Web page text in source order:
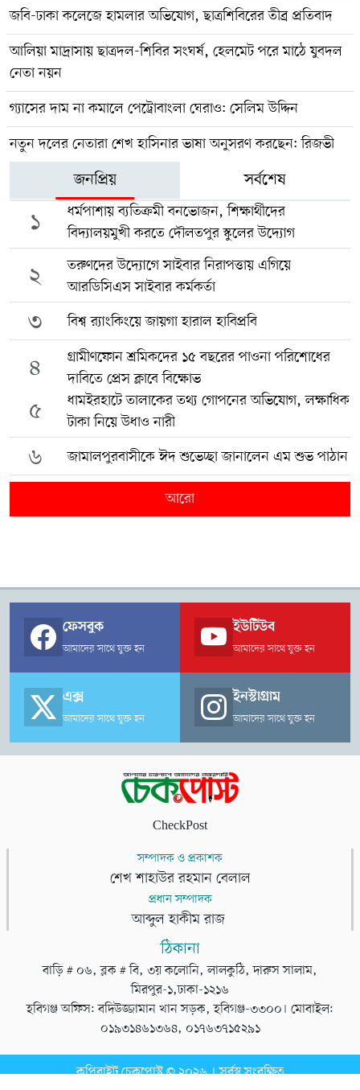
জবি-ঢাকা কলেজে হামলার অভিযোগ, ছাত্রশিবিরের তীব্র প্রতিবাদ
আলিয়া মাদ্রাসায় ছাত্রদল-শিবির সংঘর্ষ, হেলমেট পরে মাঠে যুবদল
নেতা নয়ন
গ্যাসের দাম না কমালে পেট্রোবাংলা ঘেরাও: সেলিম উদ্দিন
নতুন দলের নেতারা শেখ হাসিনার ভাষা অনুসরণ করছেন: রিজভী
জনপ্রিয় সর্বশেষ
১
ধর্মপাশায় ব্যতিক্রমী বনভোজন, শিক্ষার্থীদের
বিদ্যালয়মুখী করতে দৌলতপুর স্কুলের উদ্যোগ
২
তরুণদের উদ্যোগে সাইবার নিরাপত্তায় এগিয়ে
আরডিসিএস সাইবার কর্মকর্তা
৩ বিশ্ব র‍্যাংকিংয়ে জায়গা হারাল হাবিপ্রবি
৪
গ্রামীণফোন শ্রমিকদের ১৫ বছরের পাওনা পরিশোধের
দাবিতে প্রেস ক্লাবে বিক্ষোভ
৫
ধামইরহাটে তালাকের তথ্য গোপনের অভিযোগ, লক্ষাধিক
টাকা নিয়ে উধাও নারী
৬ জামালপুরবাসীকে ঈদ শুভেচ্ছা জানালেন এম শুভ পাঠান
আরো
ফেসবুক
আমাদের সাথে যুক্ত হন
ইউটিউব
আমাদের সাথে যুক্ত হন
এক্স
আমাদের সাথে যুক্ত হন
ইনস্টাগ্রাম
আমাদের সাথে যুক্ত হন
CheckPost
সম্পাদক ও প্রকাশক
শেখ শাহাউর রহমান বেলাল
প্রধান সম্পাদক
আব্দুল হাকীম রাজ
ঠিকানা
বাড়ি # ০৬, ব্লক # বি, ৩য় কলোনি, লালকুঠি, দারুস সালাম,
মিরপুর-১,ঢাকা-১২১৬
হবিগঞ্জ অফিস: বদিউজ্জামান খান সড়ক, হবিগঞ্জ-৩৩০০। মোবাইল:
০১৯৩১৪৬১৩৬৪, ০১৭৬৩৭১৫২৯১
কপিরাইট চেকপোস্ট © ২০২৬ । সর্বস্ব সংরক্ষিত